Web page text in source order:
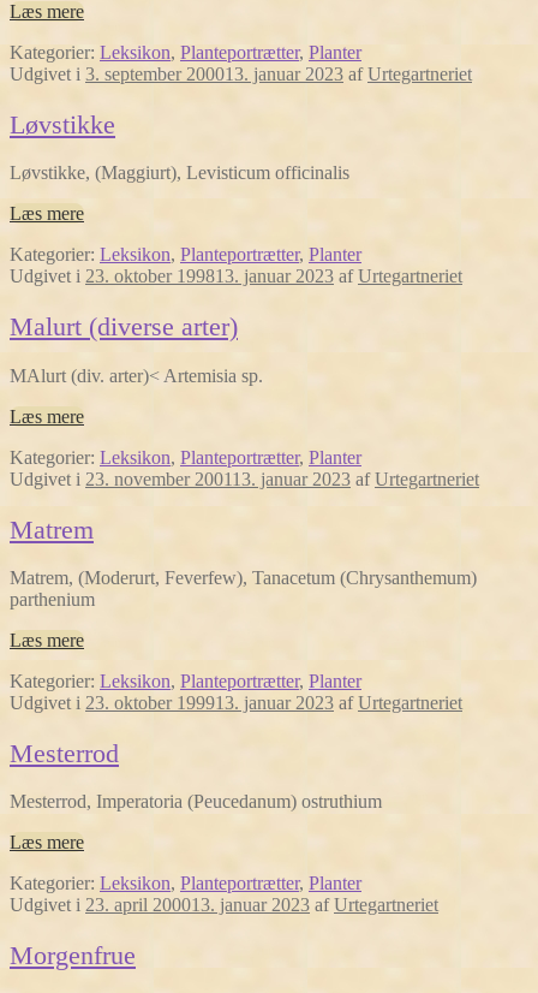
Læs mere
Kategorier: Leksikon, Planteportrætter, Planter
Udgivet i 3. september 200013. januar 2023 afUrtegartneriet
Løvstikke
Løvstikke, (Maggiurt), Levisticum officinalis
Læs mere
Kategorier: Leksikon, Planteportrætter, Planter
Udgivet i 23. oktober 199813. januar 2023 afUrtegartneriet
Malurt (diverse arter)
MAlurt (div. arter)< Artemisia sp.
Læs mere
Kategorier: Leksikon, Planteportrætter, Planter
Udgivet i 23. november 200113. januar 2023 afUrtegartneriet
Matrem
Matrem, (Moderurt, Feverfew), Tanacetum (Chrysanthemum)
parthenium
Læs mere
Kategorier: Leksikon, Planteportrætter, Planter
Udgivet i 23. oktober 199913. januar 2023 afUrtegartneriet
Mesterrod
Mesterrod, Imperatoria (Peucedanum) ostruthium
Læs mere
Kategorier: Leksikon, Planteportrætter, Planter
Udgivet i 23. april 200013. januar 2023 afUrtegartneriet
Morgenfrue